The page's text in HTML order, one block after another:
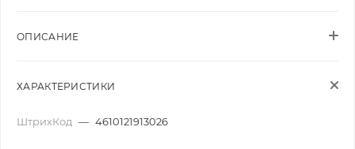
ОПИСАНИЕ
ХАРАКТЕРИСТИКИ
ШтрихКод — 4610121913026